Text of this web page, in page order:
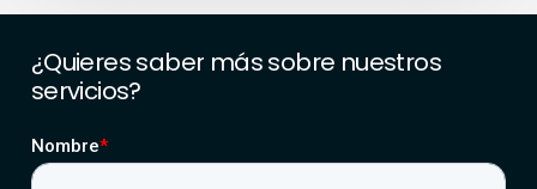
¿Quieressaber mássobre nuestros
servicios?